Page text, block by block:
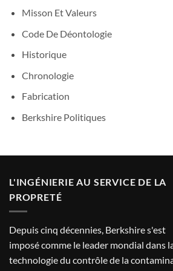
Misson Et Valeurs
Code De Déontologie
Historique
Chronologie
Fabrication
Berkshire Politiques
L'INGÉNIERIE AU SERVICE DE LA
PROPRETÉ
Depuis cinq décennies, Berkshire s'est
imposé comme le leader mondial dans
technologie du contrôle de la